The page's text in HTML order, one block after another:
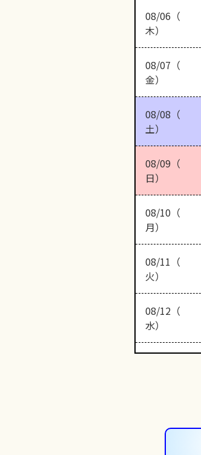
08/06（
木）
08/07（
金）
08/08（
土）
08/09（
日）
08/10（
月）
08/11（
火）
08/12（
水）